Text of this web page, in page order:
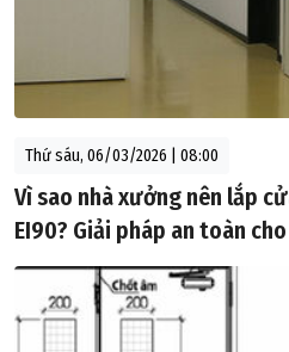
Thứ sáu, 06/03/2026 | 08:00
Vì sao nhà xưởng nên lắp
EI90? Giải pháp an toàn